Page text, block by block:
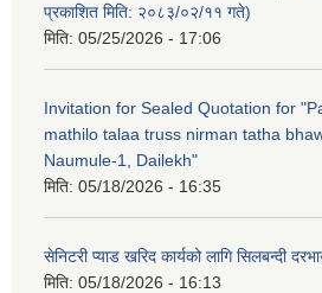
प्रकाशित मिति: २०८३/०२/११ गते)
मिति: 05/25/2026 - 17:06
Invitation for Sealed Quotation for
mathilo talaa truss nirman tatha
Naumule-1, Dailekh"
मिति: 05/18/2026 - 16:35
सेनिटरी प्याड खरिद कार्यको लागि सिलबन्दी
मिति: 05/18/2026 - 16:13